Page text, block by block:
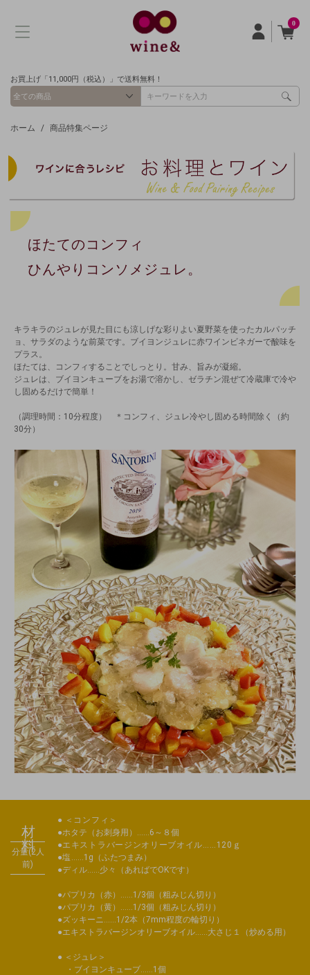
0
お買上げ「11,000円（税込）」で送料無料！
ホーム 商品特集ページ
ほたてのコンフィ
ひんやり コンソメジュレ。
キラキラのジュレが見た目にも涼しげな彩りよい夏野菜を使ったカルパッチ
ョ、サラダのような前菜です。ブイヨンジュレに赤ワインビネガーで酸味を
プラス。
ほたては、コンフィすることでしっとり。甘み、旨みが凝縮。
ジュレは、ブイヨンキューブをお湯で溶かし、ゼラチン混ぜて冷蔵庫で冷や
し固めるだけで簡単！
（調理時間：10分程度） ＊コンフィ、ジュレ冷やし固める時間除く（約
30分）
材料
分量(2人
前)
＜コンフィ＞
ホタテ（お刺身用）……6～８個
エキストラバージンオリーブオイル……120ｇ
塩
……1g（ふたつまみ）
ディル……少々（あればでOKです）
パプリカ（赤）……1/3個（粗みじん切り）
パプリカ（黄）……1/3個（粗みじん切り）
ズッキーニ……1/2本（7mm程度の輪切り）
エキストラバージンオリーブオイル……大さじ１（炒める用）
＜ジュレ＞
ブイヨンキューブ……1個